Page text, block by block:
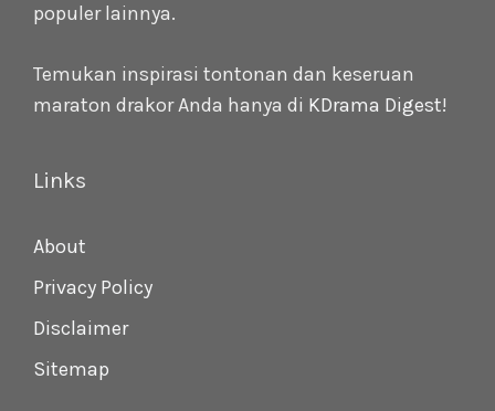
populer lainnya.
Temukan inspirasi tontonan dan keseruan
maraton drakor Anda hanya di KDrama Digest!
Links
About
Privacy Policy
Disclaimer
Sitemap